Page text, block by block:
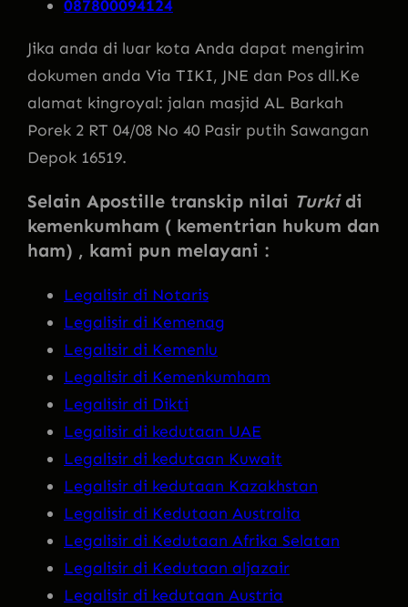
087800094124
Jika anda di luar kota Anda dapat mengirim
dokumen anda Via TIKI, JNE dan Pos dll.Ke
alamat kingroyal: jalan masjid AL Barkah
Porek 2 RT 04/08 No 40 Pasir putih Sawangan
Depok 16519.
Selain Apostille transkip nilai Turki di
kemenkumham ( kementrian hukum dan
ham) , kami pun melayani :
Legalisir di Notaris
Legalisir di Kemenag
Legalisir di Kemenlu
Legalisir di Kemenkumham
Legalisir di Dikti
Legalisir di kedutaan UAE
Legalisir di kedutaan Kuwait
Legalisir di kedutaan Kazakhstan
Legalisir di Kedutaan Australia
Legalisir di Kedutaan Afrika Selatan
Legalisir di Kedutaan aljazair
Legalisir di kedutaan Austria